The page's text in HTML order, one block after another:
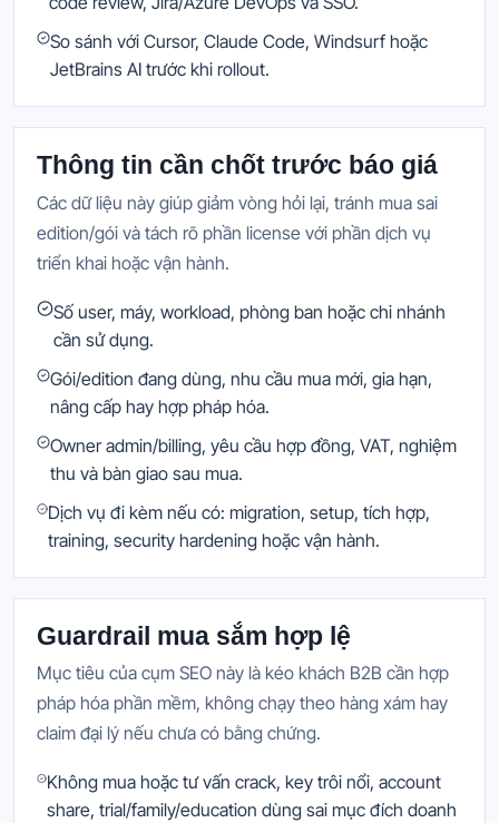
So sánh với Cursor, Claude Code, Windsurf hoặc
JetBrains AI trước khi rollout.
Thông tin cần chốt trước báo giá
Các dữ liệu này giúp giảm vòng hỏi lại, tránh mua sai
edition/gói và tách rõ phần license với phần dịch vụ
triển khai hoặc vận hành.
Số user, máy, workload, phòng ban hoặc chi nhánh
cần sử dụng.
Gói/edition đang dùng, nhu cầu mua mới, gia hạn,
nâng cấp hay hợp pháp hóa.
Owner admin/billing, yêu cầu hợp đồng, VAT, nghiệm
thu và bàn giao sau mua.
Dịch vụ đi kèm nếu có: migration, setup, tích hợp,
training, security hardening hoặc vận hành.
Guardrail mua sắm hợp lệ
Mục tiêu của cụm SEO này là kéo khách B2B cần hợp
pháp hóa phần mềm, không chạy theo hàng xám hay
claim đại lý nếu chưa có bằng chứng.
Không mua hoặc tư vấn crack, key trôi nổi, account
share, trial/family/education dùng sai mục đích doanh